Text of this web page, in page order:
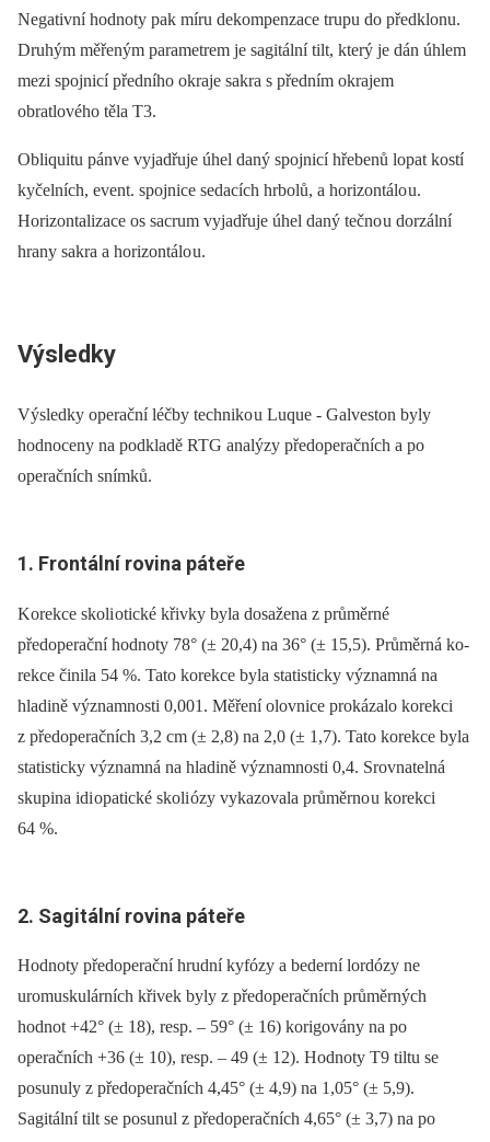
Negativní hodnoty pak míru dekompenzace trupu do předklonu.
Druhým měřeným parametrem je sagitální tilt, který je dán úhlem
mezi spojnicí předního okraje sakra s předním okrajem
obratlového těla T3.
Obliquitu pánve vyjadřuje úhel daný spojnicí hřebenů lopat kostí
kyčelních, event. spojnice sedacích hrbolů, a horizontálo u.
Horizontalizace os sacrum vyjadřuje úhel daný tečno u dorzální
hrany sakra a horizontálo u.
Výsledky
Výsledky operační léčby techniko u Lu­que -⁠ Galveston byly
hodnoceny na podkladě RTG analýzy předoperačních a po­
operačních snímků.
1. Frontální rovina páteře
Korekce skoli otické křivky byla dosažena z průměrné
předoperační hodnoty 78° (± 20,4) na 36° (± 15,5). Průměrná ko­
rekce činila 54 %. Tato korekce byla statisticky významná na
hladině významnosti 0,001. Měření olovnice prokázalo korekci
z předoperačních 3,2 cm (± 2,8) na 2,0 (± 1,7). Tato korekce byla
statisticky významná na hladině významnosti 0,4. Srovnatelná
skupina idi opatické skoli ózy vykazovala průměrno u korekci
64 %.
2. Sagitální rovina páteře
Hodnoty předoperační hrudní kyfózy a bederní lordózy ne
uromuskulárních křivek byly z předoperačních průměrných
hodnot +42° (± 18), resp. –⁠ 59° (± 16) korigovány na po
operačních +36 (± 10), resp. –⁠ 49 (± 12). Hodnoty T9 tiltu se
posunuly z předoperačních 4,45° (± 4,9) na 1,05° (± 5,9).
Sagitální tilt se posunul z předoperačních 4,65° (± 3,7) na po